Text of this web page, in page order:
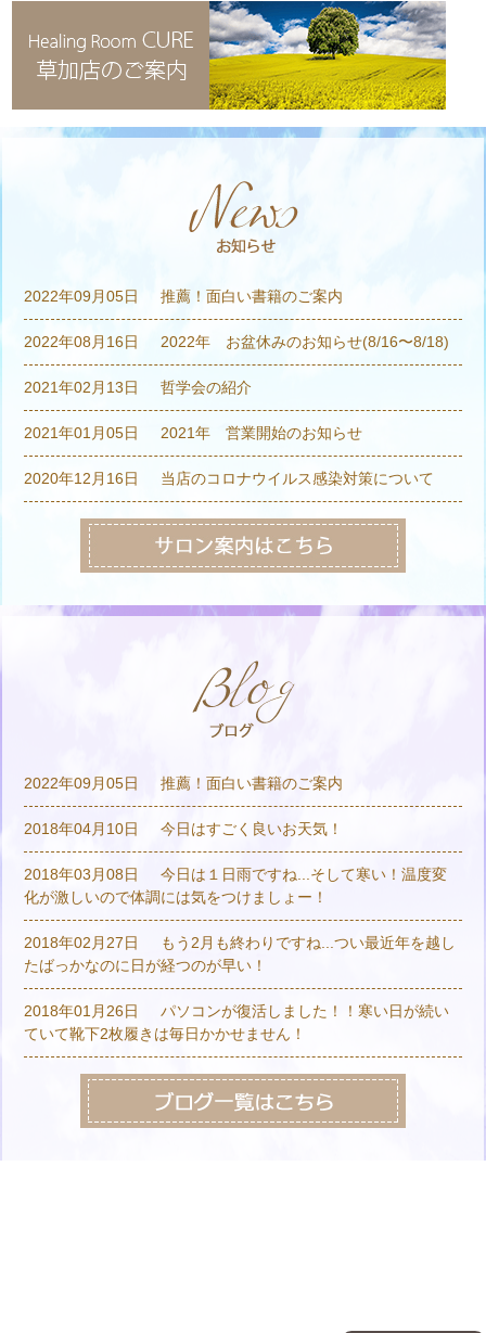
2022年09月05日 推薦！面白い書籍のご案内
2022年08月16日 2022年 お盆休みのお知らせ(8/16〜8/18)
2021年02月13日 哲学会の紹介
2021年01月05日 2021年 営業開始のお知らせ
2020年12月16日 当店のコロナウイルス感染対策について
2022年09月05日 推薦！面白い書籍のご案内
2018年04月10日 今日はすごく良いお天気！
2018年03月08日
今日は１日雨ですね...そして寒い！温度変
化が激しいので体調には気をつけましょー！
2018年02月27日
もう2月も終わりですね...つい最近年を越し
たばっかなのに日が経つのが早い！
2018年01月26日
パソコンが復活しました！！寒い日が続い
ていて靴下2枚履きは毎日かかせません！